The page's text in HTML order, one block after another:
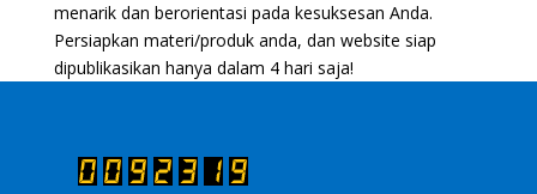
menarik dan berorientasi pada kesuksesan Anda.
Persiapkan materi/produk anda, dan website siap
dipublikasikan hanya dalam 4 hari saja!